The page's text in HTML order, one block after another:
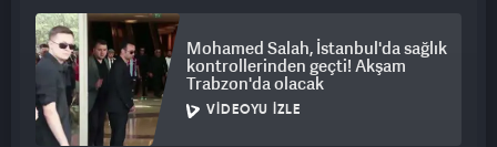
Mohamed Salah, İstanbul'da sağlık
kontrollerinden geçti! Akşam
Trabzon'da olacak
VIDEOYU İZLE